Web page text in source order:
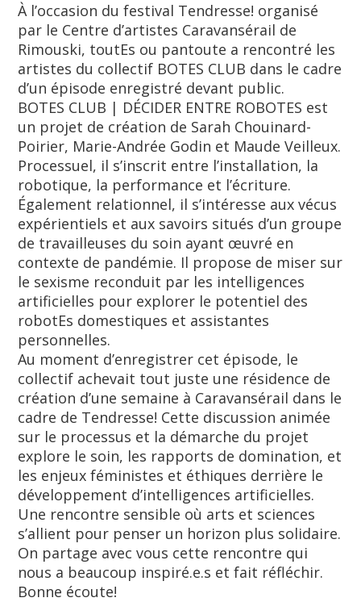
À l’occasion du festival Tendresse! organisé
par le Centre d’artistes Caravansérail de
Rimouski, toutEs ou pantoute a rencontré les
artistes du collectif BOTES CLUB dans le cadre
d’un épisode enregistré devant public.
BOTES CLUB | DÉCIDER ENTRE ROBOTES est
un projet de création de Sarah Chouinard-
Poirier, Marie-Andrée Godin et Maude Veilleux.
Processuel, il s’inscrit entre l’installation, la
robotique, la performance et l’écriture.
Également relationnel, il s’intéresse aux vécus
expérientiels et aux savoirs situés d’un groupe
de travailleuses du soin ayant œuvré en
contexte de pandémie. Il propose de miser sur
le sexisme reconduit par les intelligences
artificielles pour explorer le potentiel des
robotEs domestiques et assistantes
personnelles.
Au moment d’enregistrer cet épisode, le
collectif achevait tout juste une résidence de
création d’une semaine à Caravansérail dans le
cadre de Tendresse! Cette discussion animée
sur le processus et la démarche du projet
explore le soin, les rapports de domination, et
les enjeux féministes et éthiques derrière le
développement d’intelligences artificielles.
Une rencontre sensible où arts et sciences
s’allient pour penser un horizon plus solidaire.
On partage avec vous cette rencontre qui
nous a beaucoup inspiré.e.s et fait réfléchir.
Bonne écoute!